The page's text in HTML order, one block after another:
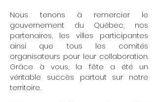
Nous tenons à remercier le
gouvernement du Québec, nos
partenaires, les villes participantes
ainsi que tous les comités
organisateurs pour leur collaboration.
Grâce à vous, la fête a été un
véritable succès partout sur notre
territoire.